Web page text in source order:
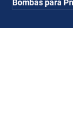
Bombas para